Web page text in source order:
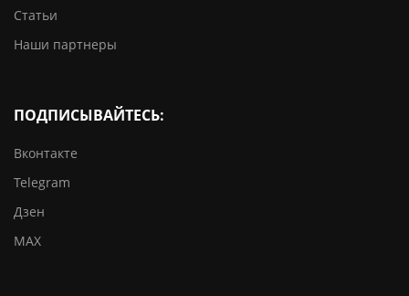
Статьи
Наши партнеры
ПОДПИСЫВАЙТЕСЬ:
Вконтакте
Telegram
Дзен
MAX